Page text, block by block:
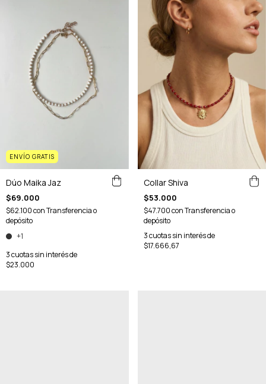
ENVÍO GRATIS
Dúo Maika Jaz
$69.000
$62.100conTransferencia o
depósito
+1
3cuotas sin interés de
$23.000
Collar Shiva
$53.000
$47.700conTransferencia o
depósito
3cuotas sin interés de
$17.666,67